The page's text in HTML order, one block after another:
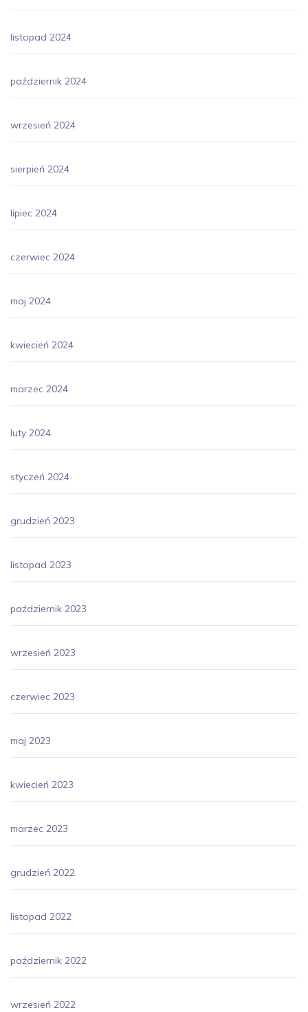
listopad 2024
październik 2024
wrzesień 2024
sierpień 2024
lipiec 2024
czerwiec 2024
maj 2024
kwiecień 2024
marzec 2024
luty 2024
styczeń 2024
grudzień 2023
listopad 2023
październik 2023
wrzesień 2023
czerwiec 2023
maj 2023
kwiecień 2023
marzec 2023
grudzień 2022
listopad 2022
październik 2022
wrzesień 2022